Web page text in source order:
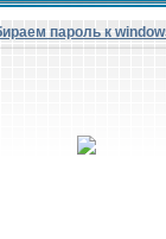
пароль к